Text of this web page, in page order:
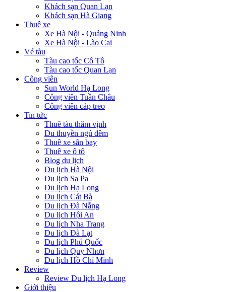
Khách sạn Quan Lạn
Khách sạn Hà Giang
Thuê xe
Xe Hà Nội - Quảng Ninh
Xe Hà Nội - Lào Cai
Vé tàu
Tàu cao tốc Cô Tô
Tàu cao tốc Quan Lạn
Công viên
Sun World Hạ Long
Công viên Tuần Châu
Công viên cáp treo
Tin tức
Thuê tàu thăm vịnh
Du thuyền ngủ đêm
Thuê xe sân bay
Thuê xe ô tô
Blog du lịch
Du lịch Hà Nội
Du lịch Sa Pa
Du lịch Hạ Long
Du lịch Cát Bà
Du lịch Đà Nẵng
Du lịch Hội An
Du lịch Nha Trang
Du lịch Đà Lạt
Du lịch Phú Quốc
Du lịch Quy Nhơn
Du lịch Hồ Chí Minh
Review
Review Du lịch Hạ Long
Giới thiệu